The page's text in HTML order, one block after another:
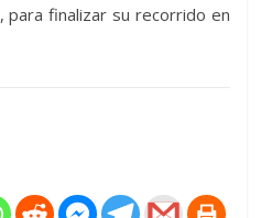
, para finalizar su recorrido en